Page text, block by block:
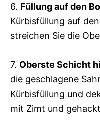
6. Füllung auf den
Kürbisfüllung auf
streichen Sie die
7. Oberste Schicht
die geschlagene
Kürbisfüllung und
mit Zimt und